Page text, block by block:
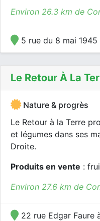
Environ 26.3 km de
5 rue du 8 mai
Le Retour À La
Nature & progrès
Le Retour à la Terre
et légumes dans ses
Droite.
Produits en vente :
Environ 27.6 km de
22 rue Edgar Faure